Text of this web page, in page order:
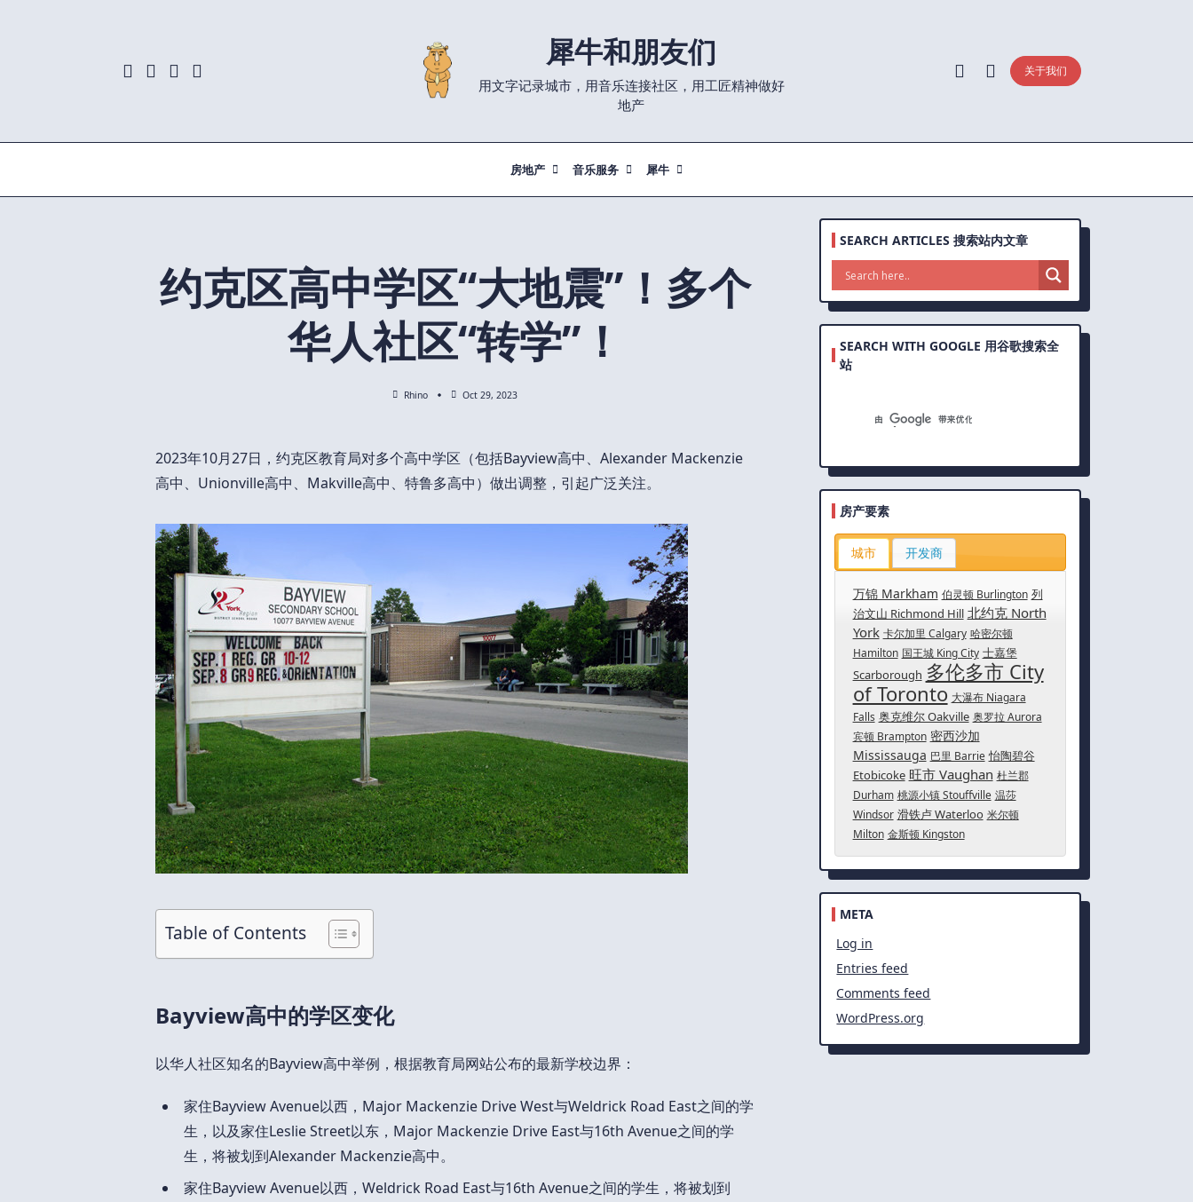
犀牛和朋友们
用文字记录城市，用音乐连接社区，用工匠精神做好
地产
关于我们
房地产 音乐服务 犀牛
约克区高中学区“大地震”！多个
华人社区“转学”！
Rhino Oct 29, 2023
2023年10月27日，约克区教育局对多个高中学‬区（包括Bayview高中、Alexander Mackenzie
高中、Unionville高中、Makville高中、特鲁多高中）做出调整，引起广泛关注。
Table of Contents
Bayview高中的学区变化
以华人社区知名的Bayview高中举例，根据教育局网站公布的最新学校边界：
家住Bayview Avenue以西，Major Mackenzie Drive West与Weldrick Road East之间的学
生，以及家住Leslie Street以东，Major Mackenzie Drive East与16th Avenue之间的学
生，将被划到Alexander Mackenzie高中。
家住Bayview Avenue以西，Weldrick Road East与16th Avenue之间的学生，将被划到
SEARCH ARTICLES 搜索站内文章
SEARCH WITH GOOGLE 用谷歌搜索全
站
房产要素
城市 开发商
万锦 Markham 伯灵顿 Burlington 列
治文山 Richmond Hill 北约克 North
York 卡尔加里 Calgary 哈密尔顿
Hamilton 国王城 King City 士嘉堡
Scarborough 多伦多市 City
of Toronto 大瀑布 Niagara
Falls 奥克维尔 Oakville 奥罗拉 Aurora
宾顿 Brampton 密西沙加
Mississauga 巴里 Barrie 怡陶碧谷
Etobicoke 旺市 Vaughan 杜兰郡
Durham 桃源小镇 Stouffville 温莎
Windsor 滑铁卢 Waterloo 米尔顿
Milton 金斯顿 Kingston
META
Log in
Entries feed
Comments feed
WordPress.org